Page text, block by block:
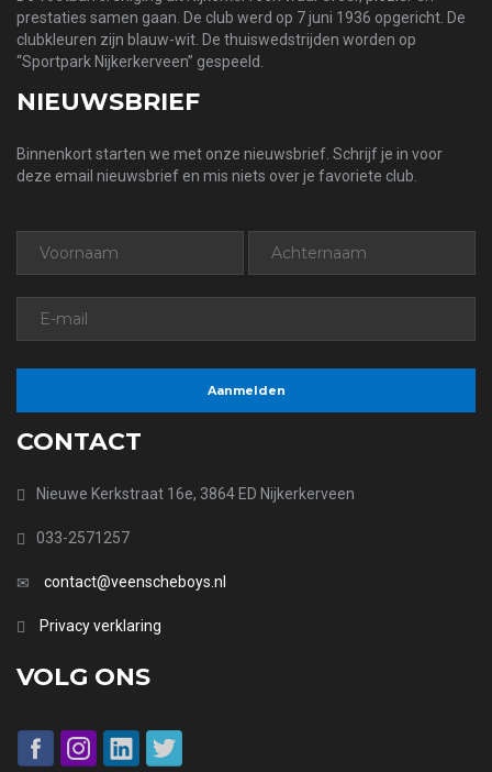
prestaties samen gaan. De club werd op 7 juni 1936 opgericht. De
clubkleuren zijn blauw-wit. De thuiswedstrijden worden op
“Sportpark Nijkerkerveen” gespeeld.
NIEUWSBRIEF
Binnenkort starten we met onze nieuwsbrief. Schrijf je in voor
deze email nieuwsbrief en mis niets over je favoriete club.
CONTACT
Nieuwe Kerkstraat 16e, 3864 ED Nijkerkerveen
033-2571257
contact@veenscheboys.nl
Privacy verklaring
VOLG ONS